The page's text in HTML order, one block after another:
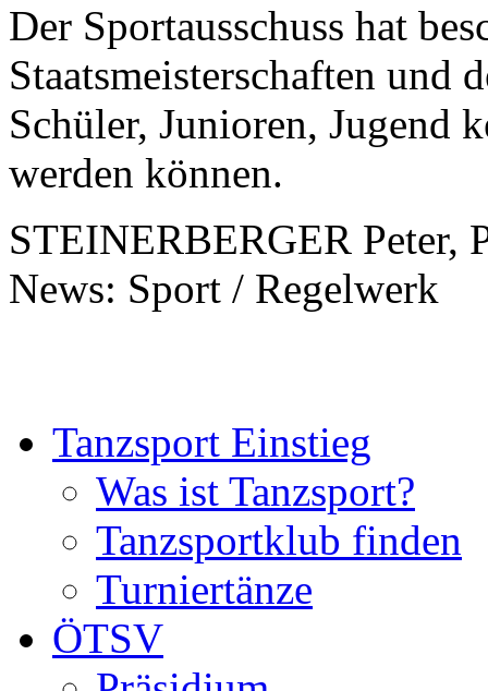
Der Sportausschuss hat
Staatsmeisterschaften und
Schüler, Junioren, Jugend
werden können.
STEINERBERGER Peter,
News: Sport / Regelwerk
Tanzsport Einstieg
Was ist Tanzsport?
Tanzsportklub finden
Turniertänze
ÖTSV